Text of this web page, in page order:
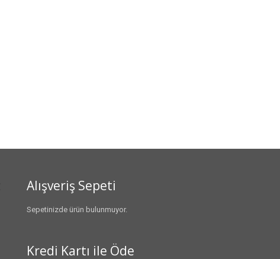
Alışveriş Sepeti
Sepetinizde ürün bulunmuyor.
Kredi Kartı ile Öde